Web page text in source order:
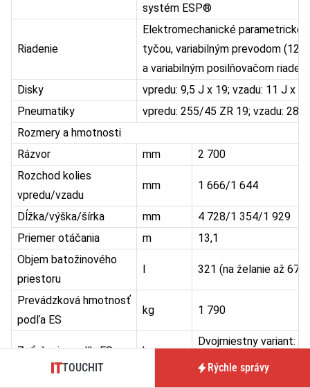
systém ESP®
Riadenie
Elektromechanické parametrické
tyčou, variabilným prevodom
a variabilným posilňovačom
Disky
vpredu: 9,5 J x 19; vzadu: 11 J x 19
Pneumatiky
vpredu: 255/45 ZR 19; vzadu:
Rozmery a hmotnosti
Rázvor
mm
2 700
Rozchod kolies
vpredu/vzadu
mm 1 666/1 644
Dĺžka/výška/šírka mm
4 728/1 354/1 929
Priemer otáčania
m
13,1
Objem batožinového
priestoru
l 321 (na želanie až 675)
Prevádzková hmotnosť
podľa ES
kg 1 790
Zaťaženie podľa ES kg
Dvojmiestny variant:
sedadiel 2+2: 370
TOUCHIT Rýchle správy